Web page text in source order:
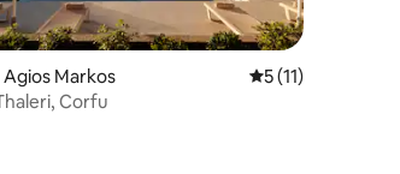
média de 5, 3 avaliações
Agios Markos 5 de uma
5 (11)
Corfu